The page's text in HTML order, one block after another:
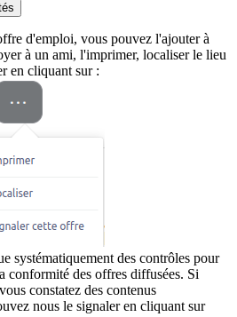
d'emploi, vous pouvez l'ajouter à
à un ami, l'imprimer, localiser le lieu
en cliquant sur :
systématiquement des contrôles pour
conformité des offres diffusées. Si
constatez des contenus
nous le signaler en cliquant sur